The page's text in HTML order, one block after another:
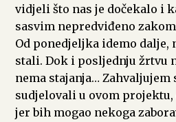
vidjeli što nas je dočekalo i
sasvim nepredviđeno
Od ponedjeljka idemo dalje,
stali. Dok i posljednju žrtvu
nema stajanja… Zahvaljujem
sudjelovali u ovom projektu,
jer bih mogao nekoga